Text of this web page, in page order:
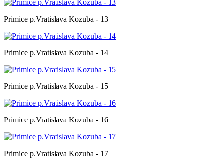
Primice p.Vratislava Kozuba - 13
Primice p.Vratislava Kozuba - 14
Primice p.Vratislava Kozuba - 15
Primice p.Vratislava Kozuba - 16
Primice p.Vratislava Kozuba - 17